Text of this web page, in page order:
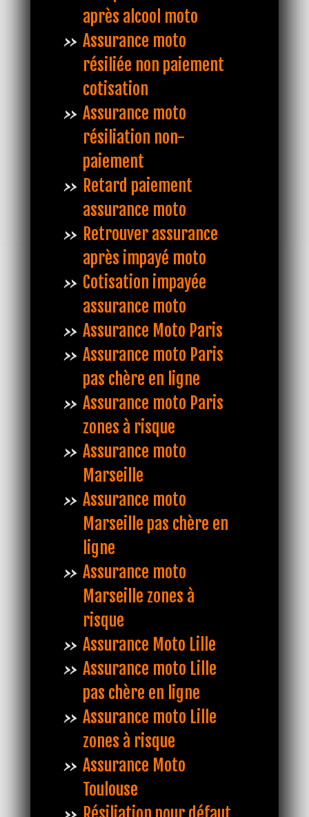
après alcool moto
Assurance moto
résiliée non paiement
cotisation
Assurance moto
résiliation non-
paiement
Retard paiement
assurance moto
Retrouver assurance
après impayé moto
Cotisation impayée
assurance moto
Assurance Moto Paris
Assurance moto Paris
pas chère en ligne
Assurance moto Paris
zones à risque
Assurance moto
Marseille
Assurance moto
Marseille pas chère en
ligne
Assurance moto
Marseille zones à
risque
Assurance Moto Lille
Assurance moto Lille
pas chère en ligne
Assurance moto Lille
zones à risque
Assurance Moto
Toulouse